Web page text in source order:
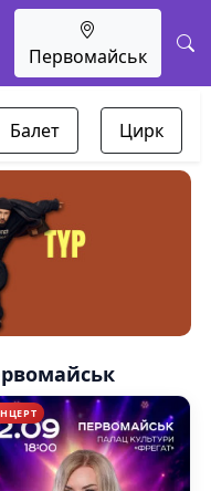
Первомайськ
Балет Цирк